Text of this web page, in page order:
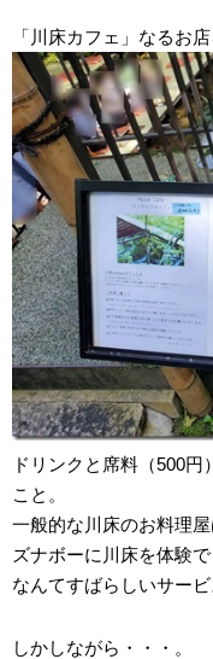
「川床カフェ」なるお店
ドリンクと席料（500
こと。
一般的な川床のお料理
ズナボーに川床を体験で
なんてすばらしいサービ
しかしながら・・・。